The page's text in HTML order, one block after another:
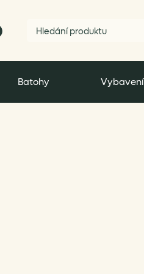
Batohy Vybavení